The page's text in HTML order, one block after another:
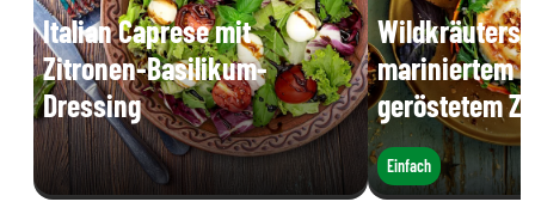
Italian Caprese mit
Zitronen-Basilikum-
Dressing
mariniertem
geröstetem
Einfach